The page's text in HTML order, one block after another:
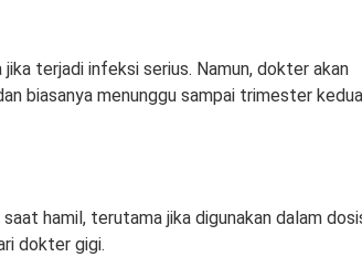
terjadi infeksi serius. Namun, dokter akan
biasanya menunggu sampai trimester kedua
hamil, terutama jika digunakan dalam
dokter gigi.